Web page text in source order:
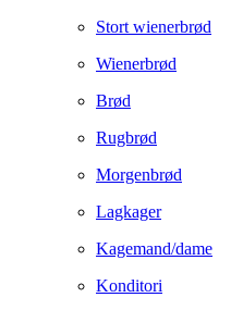
Stort wienerbrød
Wienerbrød
Brød
Rugbrød
Morgenbrød
Lagkager
Kagemand/dame
Konditori